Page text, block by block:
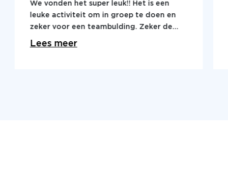
We vonden het super leuk!! Het is een
leuke activiteit om in groep te doen en
zeker voor een teambulding. Zeker de
moeite waard om het ook uit te
Lees meer